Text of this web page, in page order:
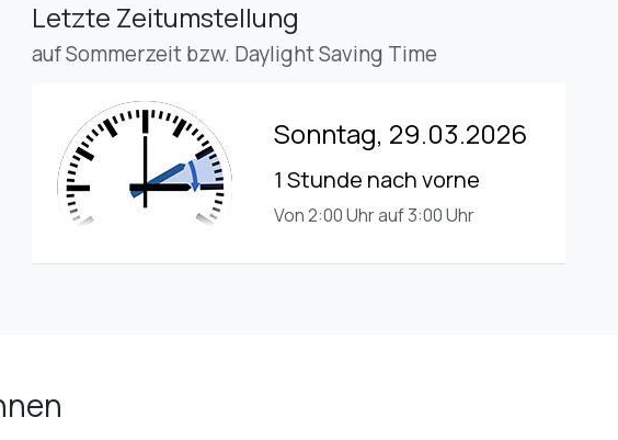
Letzte Zeitumstellung
auf Sommerzeit bzw. Daylight Saving Time
Sonntag, 29.03.2026
1 Stunde nach vorne
Von 2:00 Uhr auf 3:00 Uhr